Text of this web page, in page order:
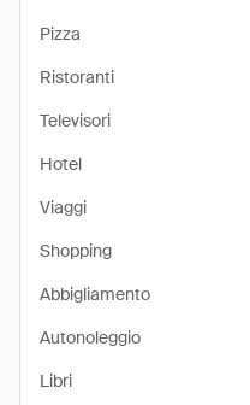
Pizza
Ristoranti
Televisori
Hotel
Viaggi
Shopping
Abbigliamento
Autonoleggio
Libri